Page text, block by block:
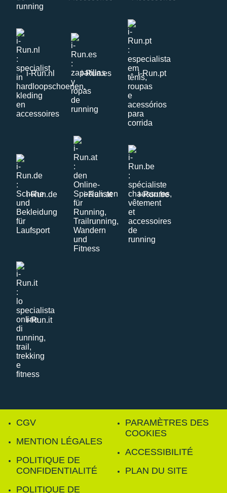
i-Run.nl i-Run.es i-Run.pt
i-Run.de i-Run.at i-Run.be
i-Run.it
CGV
MENTION LÉGALES
POLITIQUE DE
CONFIDENTIALITÉ
POLITIQUE DE
PARAMÈTRES DES
COOKIES
ACCESSIBILITÉ
PLAN DU SITE